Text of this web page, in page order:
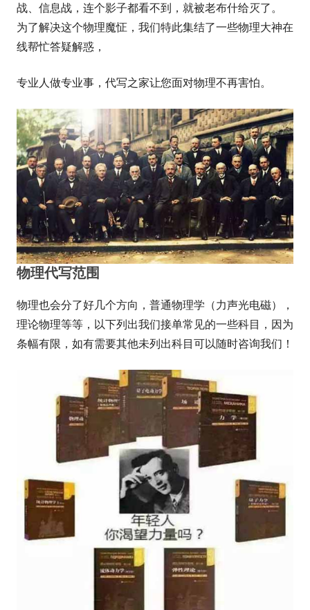
战、信息战，连个影子都看不到，就被老布什给灭了。
为了解决这个物理魔怔，我们特此集结了一些物理大神在
线帮忙答疑解惑，
专业人做专业事，代写之家让您面对物理不再害怕。
物理代写范围
物理也会分了好几个方向，普通物理学（力声光电磁），
理论物理等等，以下列出我们接单常见的一些科目，因为
条幅有限，如有需要其他未列出科目可以随时咨询我们！